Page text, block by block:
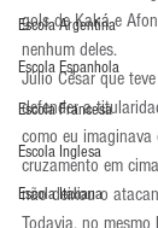
Escola Argentina
Escola Espanhola
Escola Francesa
Escola Inglesa
Escola Italiana
gols de Kaká e
nenhum deles.
Júlio César que
defender a
como eu
cruzamento em
não deixou o
Todavia, no